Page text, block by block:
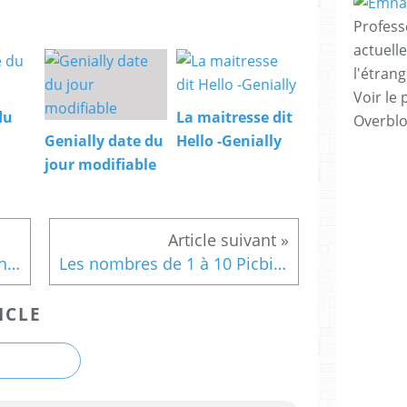
Genially date du
jour modifiable
La maitresse dit
Hello -Genially
Lexique du livre avec ou sans Qr code - Ce1 Les nombres de 1 à 10 Picbille - Ce1
Voir le